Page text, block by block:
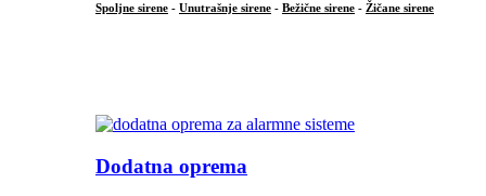
Spoljne sirene - Unutrašnje sirene - Bežične sirene - Žičane sirene
Dodatna oprema